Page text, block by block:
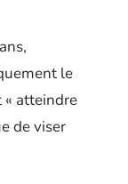
le
« atteindre
de viser